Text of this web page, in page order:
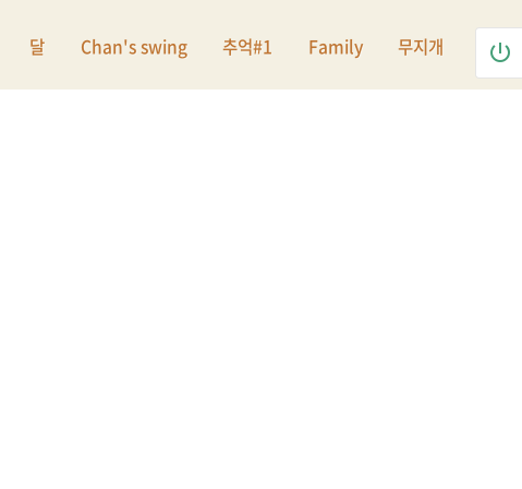
달 Chan's swing 추억#1 Family 무지개 power_settings_new